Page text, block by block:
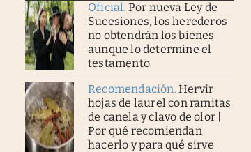
Oficial. Por nueva Ley de
Sucesiones, los herederos
no obtendrán los bienes
aunque lo determine el
testamento
Recomendación.Hervir
hojas de laurel con ramitas
de canela y clavo de olor |
Por qué recomiendan
hacerlo y para qué sirve